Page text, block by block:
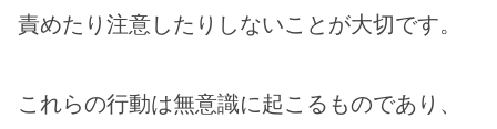
責めたり注意したりしないことが大切です。
これらの行動は無意識に起こるものであり、